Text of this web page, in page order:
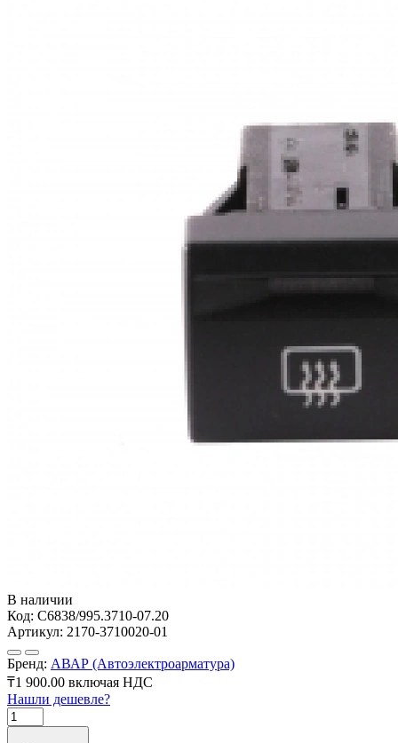
В наличии
Код: С6838/995.3710-07.20
Артикул: 2170-3710020-01
Бренд: АВАР (Автоэлектроарматура)
₸1 900.00 включая НДС
Нашли дешевле?